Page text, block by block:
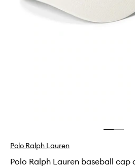
Polo Ralph Lauren
Polo Ralph Lauren baseball